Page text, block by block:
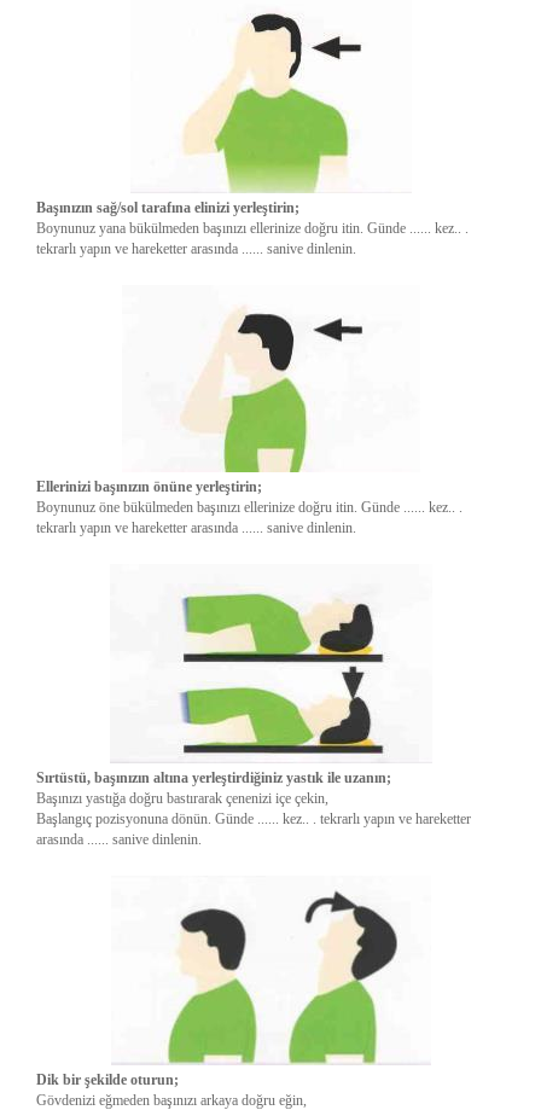
Başınızın sağ/sol tarafına elinizi yerleştirin;
Boynunuz yana bükülmeden başınızı ellerinize doğru itin. Günde ...... kez.. .
tekrarlı yapın ve hareketter arasında ...... sanive dinlenin.
Ellerinizi başınızın önüne yerleştirin;
Boynunuz öne bükülmeden başınızı ellerinize doğru itin. Günde ...... kez.. .
tekrarlı yapın ve hareketter arasında ...... sanive dinlenin.
Sırtüstü, başınızın altına yerleştirdiğiniz yastık ile uzanın;
Başınızı yastığa doğru bastırarak çenenizi içe çekin,
Başlangıç pozisyonuna dönün. Günde ...... kez.. . tekrarlı yapın ve hareketter
arasında ...... sanive dinlenin.
Dik bir şekilde oturun;
Gövdenizi eğmeden başınızı arkaya doğru eğin,